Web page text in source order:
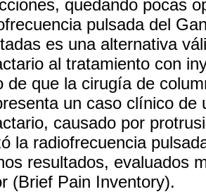
quedando pocas
pulsada del
es una alternativa
al tratamiento con
de que la cirugía de
un caso clínico de
causado por
la radiofrecuencia
resultados, evaluados
(Brief Pain Inventory).